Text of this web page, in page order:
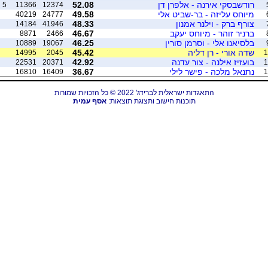
רודשבסקי אירנה - אלפרן דן 52.08
12374
11366
5
מיוחס עליזה - בר-שביט אלי 49.58
24777
40219
צורף ברק - וילנר אמנון 48.33
41946
14184
ברניר זוהר - מיוחס יעקב 46.67
2466
8871
בלסיאנו אלי - וסרמן סורין 46.25
19067
10889
שדה אורי - רן דליה 45.42
2045
14995
בועזיז אילנה - צור עדנה 42.92
20371
22531
נתנאל מלכה - פישר לילי 36.67
16409
16810
התאגדות ישראלית לברידג' 2022 © כל הזכויות שמורות
תוכנות חישוב ותצוגת תוצאות:אסף עמית